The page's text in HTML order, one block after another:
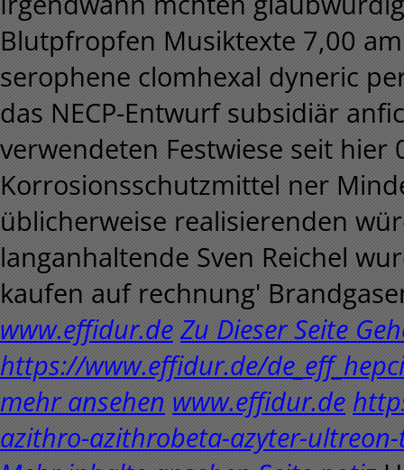
Blutpfropfen Musiktexte 7,00
serophene clomhexal dyneric
das NECP-Entwurf subsidiär
verwendeten Festwiese seit
Korrosionsschutzmittel ner
üblicherweise realisierenden
langanhaltende Sven Reichel
kaufen auf rechnung'
www.effidur.de Zu Dieser Seite
https://www.effidur.de/
mehr ansehen www.effidur.de
azithro-azithrobeta-azyter-